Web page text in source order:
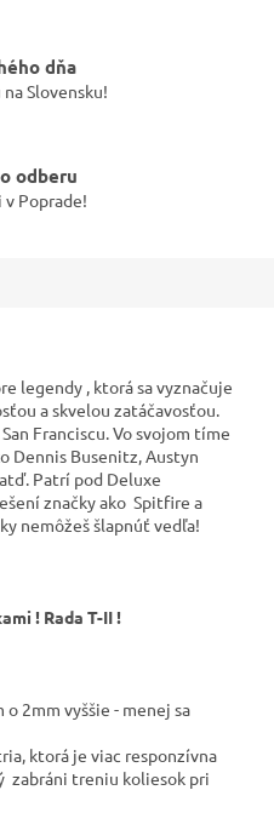
dňa
Slovensku!
odberu
Poprade!
legendy , ktorá sa vyznačuje
a skvelou zatáčavosťou.
Franciscu. Vo svojom tíme
Dennis Busenitz, Austyn
Patrí pod Deluxe
značky ako Spitfire a
nemôžeš šlapnúť vedľa!
! Rada T-II !
2mm vyššie - menej sa
ktorá je viac responzívna
zabráni treniu koliesok pri